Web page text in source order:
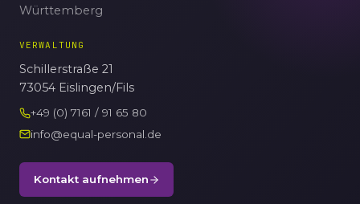
Württemberg
VERWALTUNG
Schillerstraße 21
73054 Eislingen/Fils
+49 (0) 7161 / 91 65 80
info@equal-personal.de
Kontakt aufnehmen